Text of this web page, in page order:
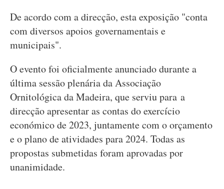
De acordo com a direcção, esta exposição "conta
com diversos apoios governamentais e
municipais".
O evento foi oficialmente anunciado durante a
última sessão plenária da Associação
Ornitológica da Madeira, que serviu para a
direcção apresentar as contas do exercício
económico de 2023, juntamente com o orçamento
e o plano de atividades para 2024. Todas as
propostas submetidas foram aprovadas por
unanimidade.